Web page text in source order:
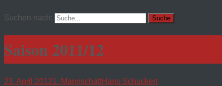
Suchen nach:
Saison 2011/12
23. April 20121. MannschaftHans Schuckert